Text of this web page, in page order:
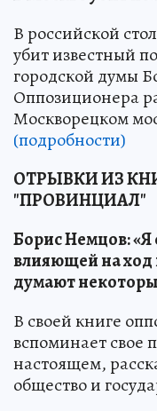
В российской
убит известный
городской думы
Оппозиционера
Москворецком
(подробности)
ОТРЫВКИ ИЗ
"ПРОВИНЦИАЛ"
Борис Немцов:
влияющей на ход
думают
В своей книге
вспоминает свое
настоящем,
общество и